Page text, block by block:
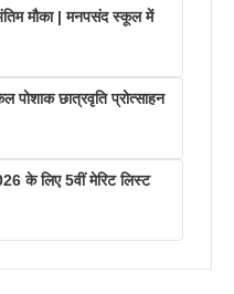
मौका | मनपसंद स्कूल में
पोशाक छात्रवृति प्रोत्साहन
के लिए 5वीं मेरिट लिस्ट